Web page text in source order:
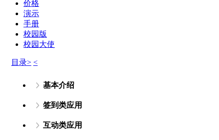
价格
演示
手册
校园版
校园大使
目录> <
基本介绍
签到类应用
互动类应用